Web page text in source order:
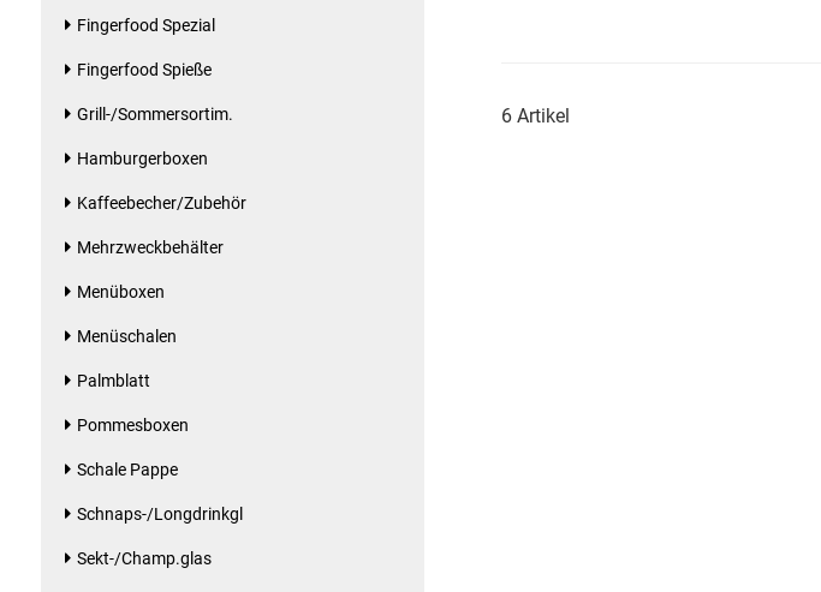
Frühstück / süße Aufstriche
Garnierung
Gemüsekonserven
Gewürze
Gläser
Haushaltshelfer
Fingerfood Spezial
Fingerfood Spieße
Grill-/Sommersortim.
Hamburgerboxen
Kaffeebecher/Zubehör
Mehrzweckbehälter
Menüboxen
Menüschalen
Palmblatt
Pommesboxen
Schale Pappe
Schnaps-/Longdrinkgl
Sekt-/Champ.glas
6 Artikel